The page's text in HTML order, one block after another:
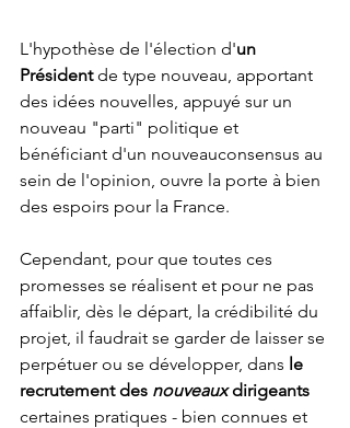
L'hypothèse de l'élection d'un
Président de type nouveau, apportant
des idées nouvelles, appuyé sur un
nouveau "parti" politique et
bénéficiant d'un nouveauconsensus au
sein de l'opinion, ouvre la porte à bien
des espoirs pour la France.
Cependant, pour que toutes ces
promesses se réalisent et pour ne pas
affaiblir, dès le départ, la crédibilité du
projet, il faudrait se garder de laisser se
perpétuer ou se développer, dans le
recrutement des nouveaux dirigeants
certaines pratiques - bien connues et